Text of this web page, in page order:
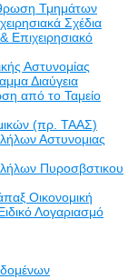
Τμημάτων
Σχέδια
Επιχειρησιακό
Αστυνομίας
Διαύγεια
από το Ταμείο
(πρ. ΤΑΑΣ)
Αστυνομιας
Πυροσβστικου
Οικονομική
Λογαριασμό